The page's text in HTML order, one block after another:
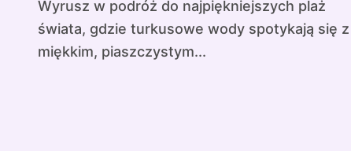
Wyrusz w podróż do najpiękniejszych plaż
świata, gdzie turkusowe wody spotykają się z
miękkim, piaszczystym...